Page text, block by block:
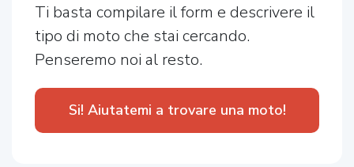
Ti basta compilare il form e descrivere il
tipo di moto che stai cercando.
Penseremo noi al resto.
Si! Aiutatemi a trovare una moto!